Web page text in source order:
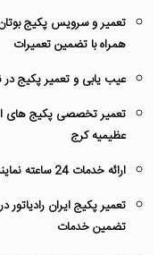
تعمیر و سرویس پکیج بوتان
همراه با تضمین تعمیرات
عیب یابی و تعمیر پکیج در
تعمیر تخصصی پکیج های
عظیمیه کرج
ارائه خدمات 24 ساعته نمایندگی ایران رادیاتور در مهرشهر کرج
تعمیر پکیج ایران رادیاتور
تضمین خدمات